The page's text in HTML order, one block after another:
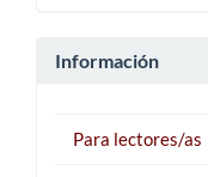
Información
Para lectores/as